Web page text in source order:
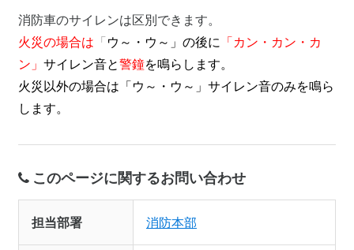
消防車のサイレンは区別できます。
火災の場合は 「ウ～・ウ～」の後に 「カン・カン・カ
ン」 サイレン音と警鐘を鳴らします。
火災以外の場合は「ウ～・ウ～」サイレン音のみを鳴ら
します。
このページに関するお問い合わせ
担当部署 消防本部